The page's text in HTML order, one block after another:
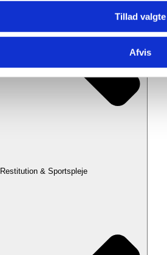
Tillad valgte
Afvis
& Sportspleje